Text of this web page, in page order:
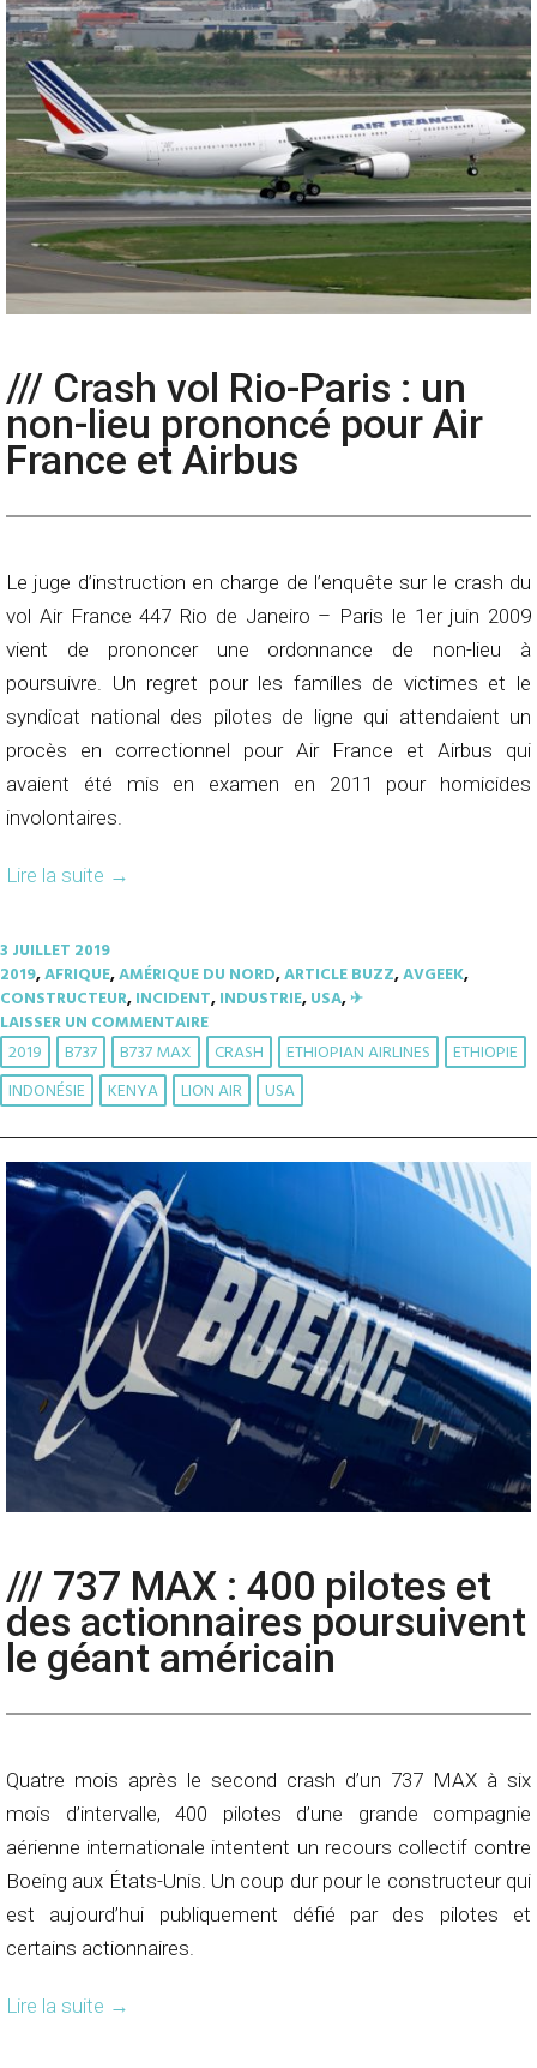
/// Crash vol Rio-Paris : un
non-lieu prononcé pour Air
France et Airbus
Le juge d’instruction en charge de l’enquête sur le crash du
vol Air France 447 Rio de Janeiro – Paris le 1er juin 2009
vient de prononcer une ordonnance de non-lieu à
poursuivre. Un regret pour les familles de victimes et le
syndicat national des pilotes de ligne qui attendaient un
procès en correctionnel pour Air France et Airbus qui
avaient été mis en examen en 2011 pour homicides
involontaires.
Lire la suite →
3 JUILLET 2019
2019,AFRIQUE,AMÉRIQUE DU NORD,ARTICLE BUZZ,AVGEEK,
CONSTRUCTEUR,INCIDENT,INDUSTRIE,USA,✈︎
LAISSER UN COMMENTAIRE
2019 B737 B737 MAX CRASH ETHIOPIAN AIRLINES
ETHIOPIE
INDONÉSIE
KENYA LION AIR USA
/// 737 MAX : 400 pilotes et
des actionnaires poursuivent
le géant américain
Quatre mois après le second crash d’un 737 MAX à six
mois d’intervalle, 400 pilotes d’une grande compagnie
aérienne internationale intentent un recours collectif contre
Boeing aux États-Unis. Un coup dur pour le constructeur qui
est aujourd’hui publiquement défié par des pilotes et
certains actionnaires.
Lire la suite →